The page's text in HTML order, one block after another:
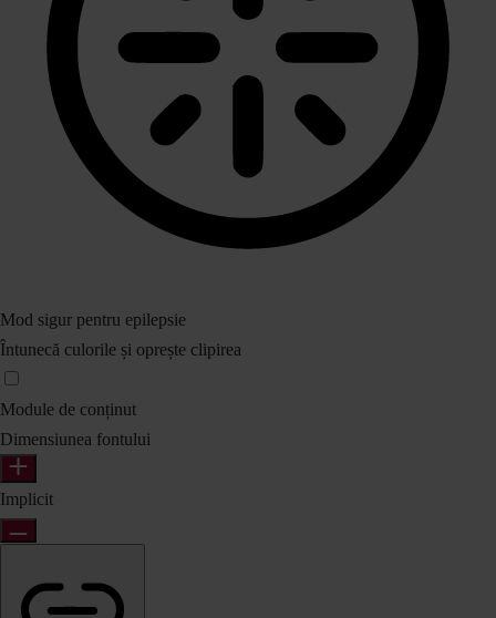
Mod sigur pentru epilepsie
Întunecă culorile și oprește clipirea
Module de conținut
Dimensiunea fontului
Implicit